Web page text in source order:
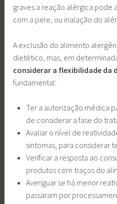
graves a reação alérgica
com a pele, ou inalação do
A exclusão do alimento
dietético, mas, em
considerar a flexibilidade da
fundamental:
Ter a autorização médica
de considerar a fase do
Avaliar o nível de
sintomas, para considerar
Verificar a resposta ao
produtos com traços do
Averiguar se há menor
passaram por